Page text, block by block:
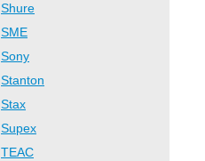
Shure
SME
Sony
Stanton
Stax
Supex
TEAC